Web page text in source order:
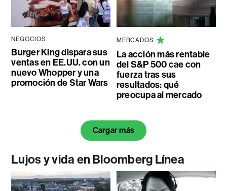
NEGOCIOS
Burger King dispara sus
ventas en EE.UU. con un
nuevo Whopper y una
promoción de Star Wars
MERCADOS
La acción más rentable
del S&P 500 cae con
fuerza tras sus
resultados: qué
preocupa al mercado
Cargar más
Lujos y vida en Bloomberg Línea